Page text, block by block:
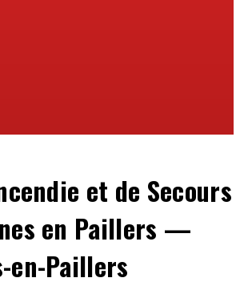
et de Secours
en Paillers —
en-Paillers